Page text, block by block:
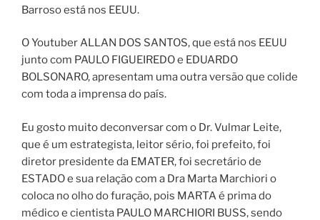
Barroso está nos EEUU.
O Youtuber ALLAN DOS SANTOS, que está nos EEUU
junto com PAULO FIGUEIREDO e EDUARDO
BOLSONARO, apresentam uma outra versão que colide
com toda a imprensa do país.
Eu gosto muito deconversar com o Dr. Vulmar Leite,
que é um estrategista, leitor sério, foi prefeito, foi
diretor presidente da EMATER, foi secretário de
ESTADO e sua relação com a Dra Marta Marchiori o
coloca no olho do furação, pois MARTA é prima do
médico e cientista PAULO MARCHIORI BUSS, sendo